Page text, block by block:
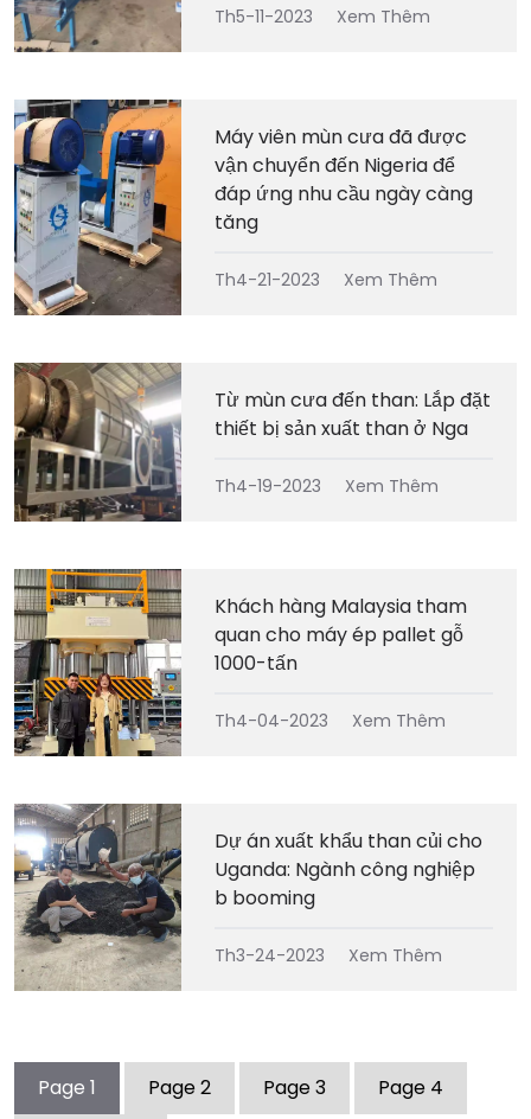
Th5-11-2023 Xem Thêm
Máy viên mùn cưa đã được
vận chuyển đến Nigeria để
đáp ứng nhu cầu ngày càng
tăng
Th4-21-2023 Xem Thêm
Từ mùn cưa đến than: Lắp đặt
thiết bị sản xuất than ở Nga
Th4-19-2023 Xem Thêm
Khách hàng Malaysia tham
quan cho máy ép pallet gỗ
1000-tấn
Th4-04-2023 Xem Thêm
Dự án xuất khẩu than củi cho
Uganda: Ngành công nghiệp
b booming
Th3-24-2023 Xem Thêm
Page 1 Page2 Page3 Page 4